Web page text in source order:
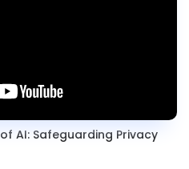
AI: Safeguarding Privacy